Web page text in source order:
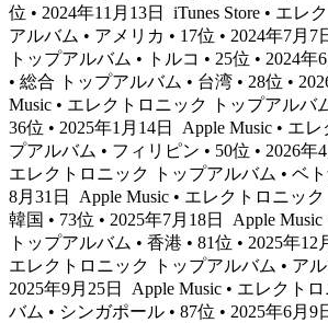
位 • 2024年11月13日
iTunes Store • エレ
アルバム • アメリカ • 17位 • 2024年7月7
トップアルバム • トルコ • 25位 • 2024年
• 総合 トップアルバム • 台湾 • 28位 •
Music • エレクトロニック トップアルバ
36位 • 2025年1月14日
Apple Music • エ
プアルバム • フィリピン • 50位 • 2026年
エレクトロニック トップアルバム • ベト
8月31日
Apple Music • エレクトロニッ
韓国 • 73位 • 2025年7月18日
Apple
トップアルバム • 香港 • 81位 • 2025年12
エレクトロニック トップアルバム • アル
2025年9月25日
Apple Music • エレクト
バム • シンガポール • 87位 • 2025年6月9